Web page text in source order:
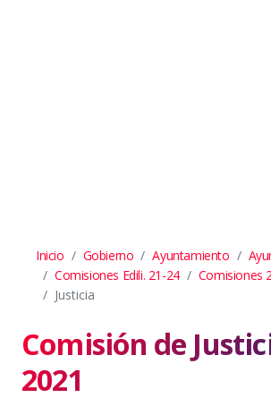
Inicio Gobierno Ayuntamiento
Comisiones Edili. 21-24
Comisiones
Justicia
Comisión de
2021